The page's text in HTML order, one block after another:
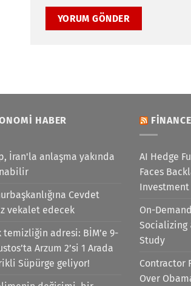
HABER
İran'la anlaşma yakında
Cevdet
vekalet edecek
temizliğin adresi: BİM’e 9-
Arzum 2’si 1 Arada
Süpürge geliyor!
AI Hedge
Faces
On-
Socializing
Study
Contractor
Over